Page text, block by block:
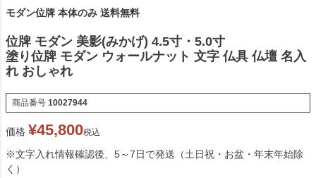
モダン位牌 本体のみ 送料無料
位牌 モダン 美影(みかげ) 4.5寸・5.0寸
塗り位牌 モダン ウォールナット 文字 仏具 仏壇 名入
れ おしゃれ
商品番号 10027944
価格 ¥45,800税込
※文字入れ情報確認後、5～7日で発送（土日祝・お盆・年末年始除
く）